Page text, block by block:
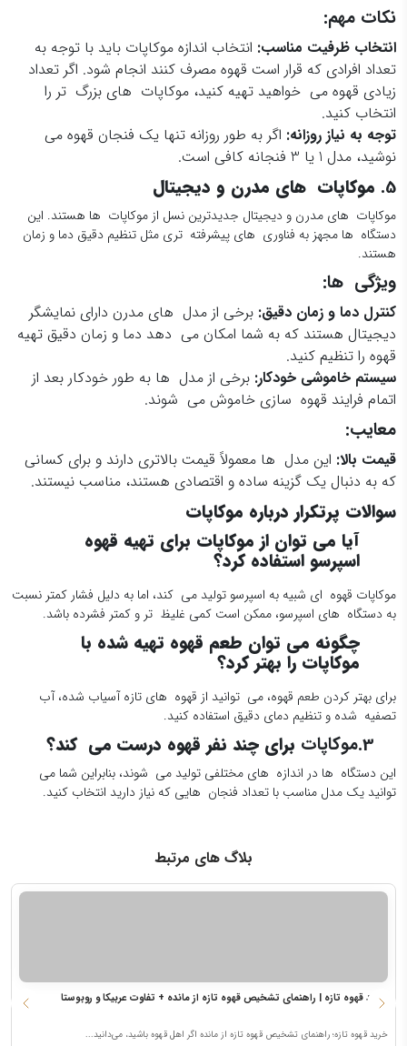
نکات مهم:
انتخاب ظرفیت مناسب: انتخاب اندازه موکاپات باید با توجه به
تعداد افرادی که قرار است قهوه مصرف کنند انجام شود. اگر تعداد
زیادی قهوه می خواهید تهیه کنید، موکاپات های بزرگ تر را
انتخاب کنید.
توجه به نیاز روزانه: اگر به طور روزانه تنها یک فنجان قهوه می
نوشید، مدل 1 یا 3 فنجانه کافی است.
5. موکاپات های مدرن و دیجیتال
موکاپات های مدرن و دیجیتال جدیدترین نسل از موکاپات ها هستند. این
دستگاه ها مجهز به فناوری های پیشرفته تری مثل تنظیم دقیق دما و زمان
هستند.
ویژگی ها:
کنترل دما و زمان دقیق: برخی از مدل های مدرن دارای نمایشگر
دیجیتال هستند که به شما امکان می دهد دما و زمان دقیق تهیه
قهوه را تنظیم کنید.
سیستم خاموشی خودکار: برخی از مدل ها به طور خودکار بعد از
اتمام فرایند قهوه سازی خاموش می شوند.
معایب:
قیمت بالا: این مدل ها معمولاً قیمت بالاتری دارند و برای کسانی
که به دنبال یک گزینه ساده و اقتصادی هستند، مناسب نیستند.
سوالات پرتکرار درباره موکاپات
آیا می توان از موکاپات برای تهیه قهوه
اسپرسو استفاده کرد؟
موکاپات قهوه ای شبیه به اسپرسو تولید می کند، اما به دلیل فشار کمتر نسبت
به دستگاه های اسپرسو، ممکن است کمی غلیظ تر و کمتر فشرده باشد.
چگونه می توان طعم قهوه تهیه شده با
موکاپات را بهتر کرد؟
برای بهتر کردن طعم قهوه، می توانید از قهوه های تازه آسیاب شده، آب
تصفیه شده و تنظیم دمای دقیق استفاده کنید.
برای چند نفر قهوه درست می کند؟
این دستگاه ها در اندازه های مختلفی تولید می شوند، بنابراین شما می
توانید یک مدل مناسب با تعداد فنجان هایی که نیاز دارید انتخاب کنید.
بلاگ های مرتبط
خرید قهوه تازه | راهنمای تشخیص قهوه تازه از مانده + تفاوت عربیکا و روبوستا
خرید قهوه تازه؛ راهنمای تشخیص قهوه تازه از مانده اگر اهل قهوه باشید، می‌دانید...